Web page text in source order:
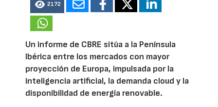
2172
Un informe de CBRE sitúa a la Península
Ibérica entre los mercados con mayor
proyección de Europa, impulsada por la
inteligencia artificial, la demanda cloud y la
disponibilidad de energía renovable.